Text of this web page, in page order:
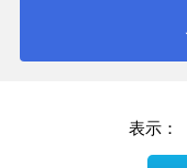
表示：